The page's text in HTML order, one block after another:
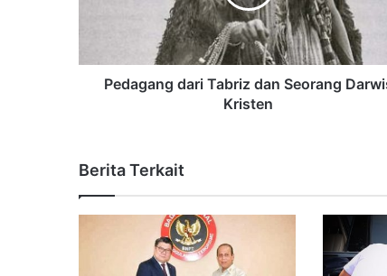
Pedagang dari Tabriz dan Seorang
Kristen
Berita Terkait